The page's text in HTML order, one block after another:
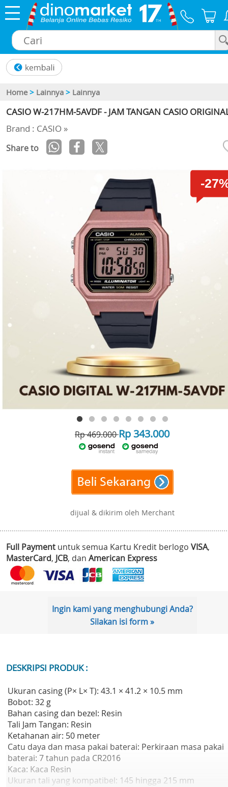
Home > Lainnya > Lainnya
CASIO W-217HM-5AVDF - JAM TANGAN CASIO
Brand : CASIO »
Share to
-
Rp 469.000Rp 343.000
dijual & dikirim oleh Merchant
Full Payment untuk semua Kartu Kredit berlogo VISA,
MasterCard, JCB, dan American Express
Ingin kami yang menghubungi Anda?
Silakan isi form »
DESKRIPSI PRODUK :
Ukuran casing (P× L× T): 43.1 × 41.2 × 10.5 mm
Bobot: 32 g
Bahan casing dan bezel: Resin
Tali Jam Tangan: Resin
Ketahanan air: 50 meter
Catu daya dan masa pakai baterai: Perkiraan masa pakai
baterai: 7 tahun pada CR2016
Kaca: Kaca Resin
Ukuran tali yang kompatibel: 145 hingga 215 mm